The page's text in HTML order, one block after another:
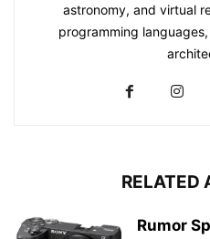
astronomy, and virtual
programming
RELATED
Rumor